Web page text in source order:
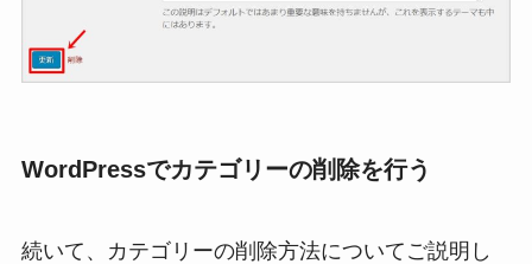
WordPressでカテゴリーの削除を行う
続いて、カテゴリーの削除方法についてご説明し